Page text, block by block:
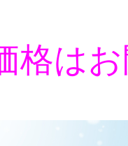
格は